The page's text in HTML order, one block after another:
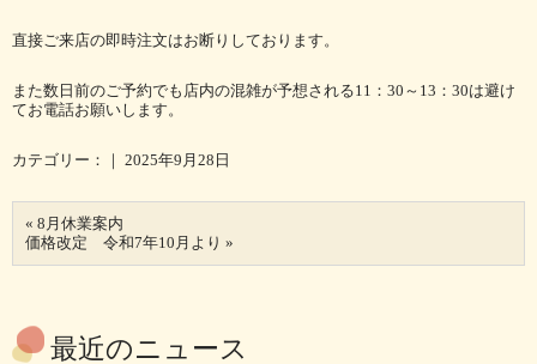
直接ご来店の即時注文はお断りしております。
また数日前のご予約でも店内の混雑が予想される11：30～13：30は避け
てお電話お願いします。
カテゴリー：｜ 2025年9月28日
« 8月休業案内
価格改定 令和7年10月より »
最近のニュース